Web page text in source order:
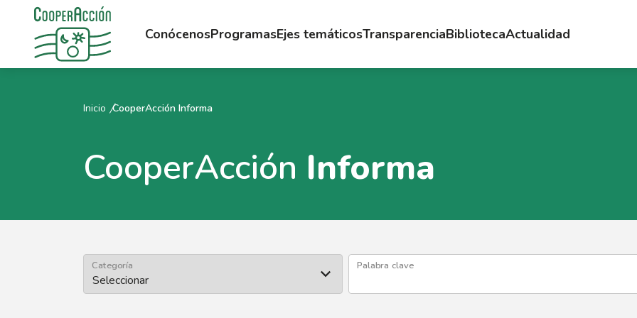
ConócenosProgramasEjes temáticosTransparenciaBibliotecaActualidad
Inicio CooperAcción Informa
CooperAcción Informa
Categoría Palabra clave